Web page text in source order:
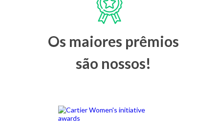
Os maiores prêmios
são nossos!